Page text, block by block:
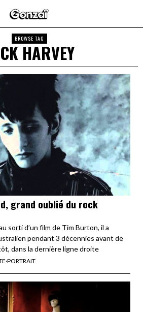
BROWSE TAG
HARVEY
grand oublié du rock
sorti d’un film de Tim Burton, il a
pendant 3 décennies avant de
dans la dernière ligne droite
·PORTRAIT